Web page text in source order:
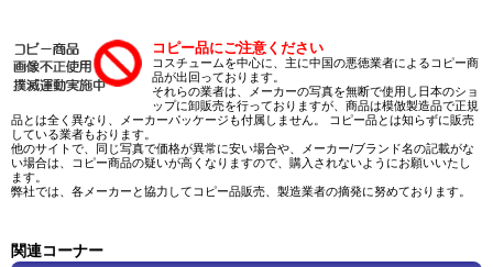
コピー品にご注意ください
コスチュームを中心に、主に中国の悪徳業者によるコピー商
品が出回っております。
それらの業者は、メーカーの写真を無断で使用し日本のショ
ップに卸販売を行っておりますが、商品は模倣製造品で正規
品とは全く異なり、メーカーパッケージも付属しません。 コピー品とは知らずに販売
している業者もおります。
他のサイトで、同じ写真で価格が異常に安い場合や、メーカー/ブランド名の記載がな
い場合は、コピー商品の疑いが高くなりますので、購入されないようにお願いいたし
ます。
弊社では、各メーカーと協力してコピー品販売、製造業者の摘発に努めております。
関連コーナー